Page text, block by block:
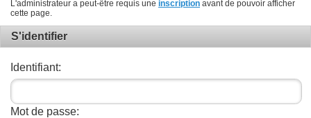
L'administrateur a peut-être requis une inscription avant de pouvoir afficher
cette page.
S'identifier
Identifiant:
Mot de passe: